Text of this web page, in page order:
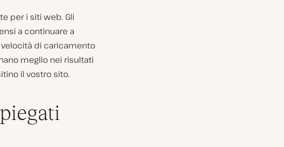
per i siti web. Gli
a continuare a
velocità di caricamento
meglio nei risultati
il vostro sito.